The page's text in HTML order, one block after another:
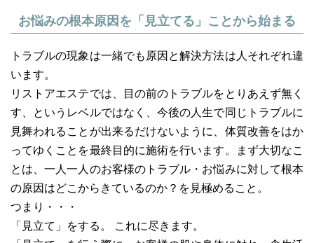
お悩みの根本原因を「見立てる」ことから始まる
トラブルの現象は一緒でも原因と解決方法は人それぞれ違
います。
リストアエステでは、目の前のトラブルをとりあえず無く
す、というレベルではなく、今後の人生で同じトラブルに
見舞われることが出来るだけないように、体質改善をはか
ってゆくことを最終目的に施術を行います。まず大切なこ
とは、一人一人のお客様のトラブル・お悩みに対して根本
の原因はどこからきているのか？を見極めること。
つまり・・・
「見立て」をする。 これに尽きます。